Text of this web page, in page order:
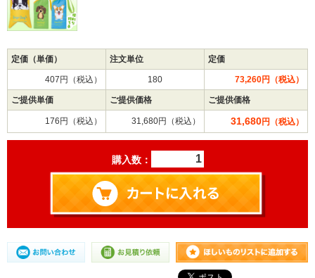
定価（単価） 注文単位 定価
407円（税込） 180 73,260円（税込）
ご提供単価 ご提供価格 ご提供価格
176円（税込） 31,680円（税込） 31,680円（税込）
購入数：